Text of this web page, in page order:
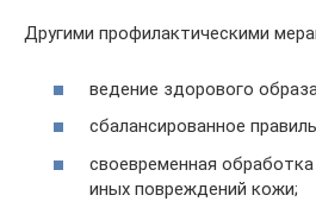
Другими профилактическими
ведение здорового
сбалансированное
своевременная
иных повреждений кожи;